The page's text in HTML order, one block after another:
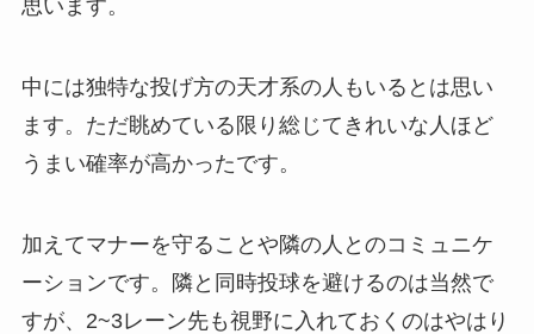
思います。
中には独特な投げ方の天才系の人もいるとは思い
ます。ただ眺めている限り総じてきれいな人ほど
うまい確率が高かったです。
加えてマナーを守ることや隣の人とのコミュニケ
ーションです。隣と同時投球を避けるのは当然で
すが、2~3レーン先も視野に入れておくのはやはり